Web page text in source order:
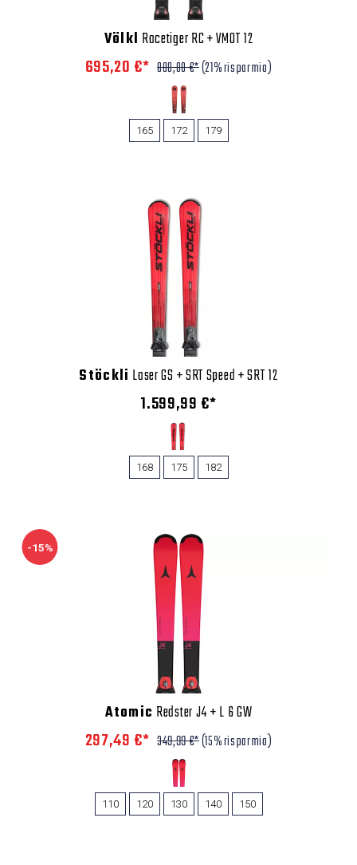
Völkl Racetiger RC + VMOT 12
695,20 €* 880,00 €*(21% risparmio)
165 172 179
Stöckli Laser GS + SRT Speed + SRT 12
1.599,99 €*
168 175 182
-15%
Atomic Redster J4 + L 6 GW
297,49 €* 349,99 €*(15% risparmio)
110 120 130 140 150